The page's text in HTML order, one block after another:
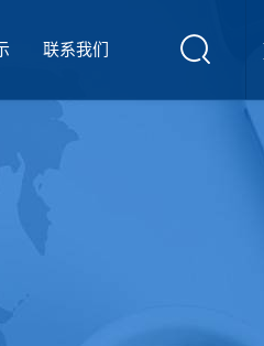
联系我们